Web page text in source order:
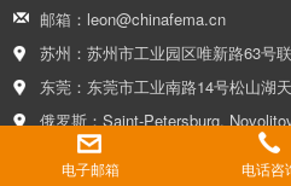
邮箱：leon@chinafema.cn
苏州：苏州市工业园区唯新路63号
东莞：东莞市工业南路14号松山湖
俄罗斯：Saint-Petersburg,
电子邮箱 电话咨